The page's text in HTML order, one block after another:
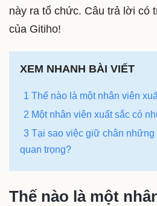
này ra tổ chức. Câu trả lời có
của Gitiho!
XEM NHANH BÀI VIẾT
1 Thế nào là một nhân viên
2 Một nhân viên xuất sắc có
3 Tại sao việc giữ chân những
quan trọng?
Thế nào là một